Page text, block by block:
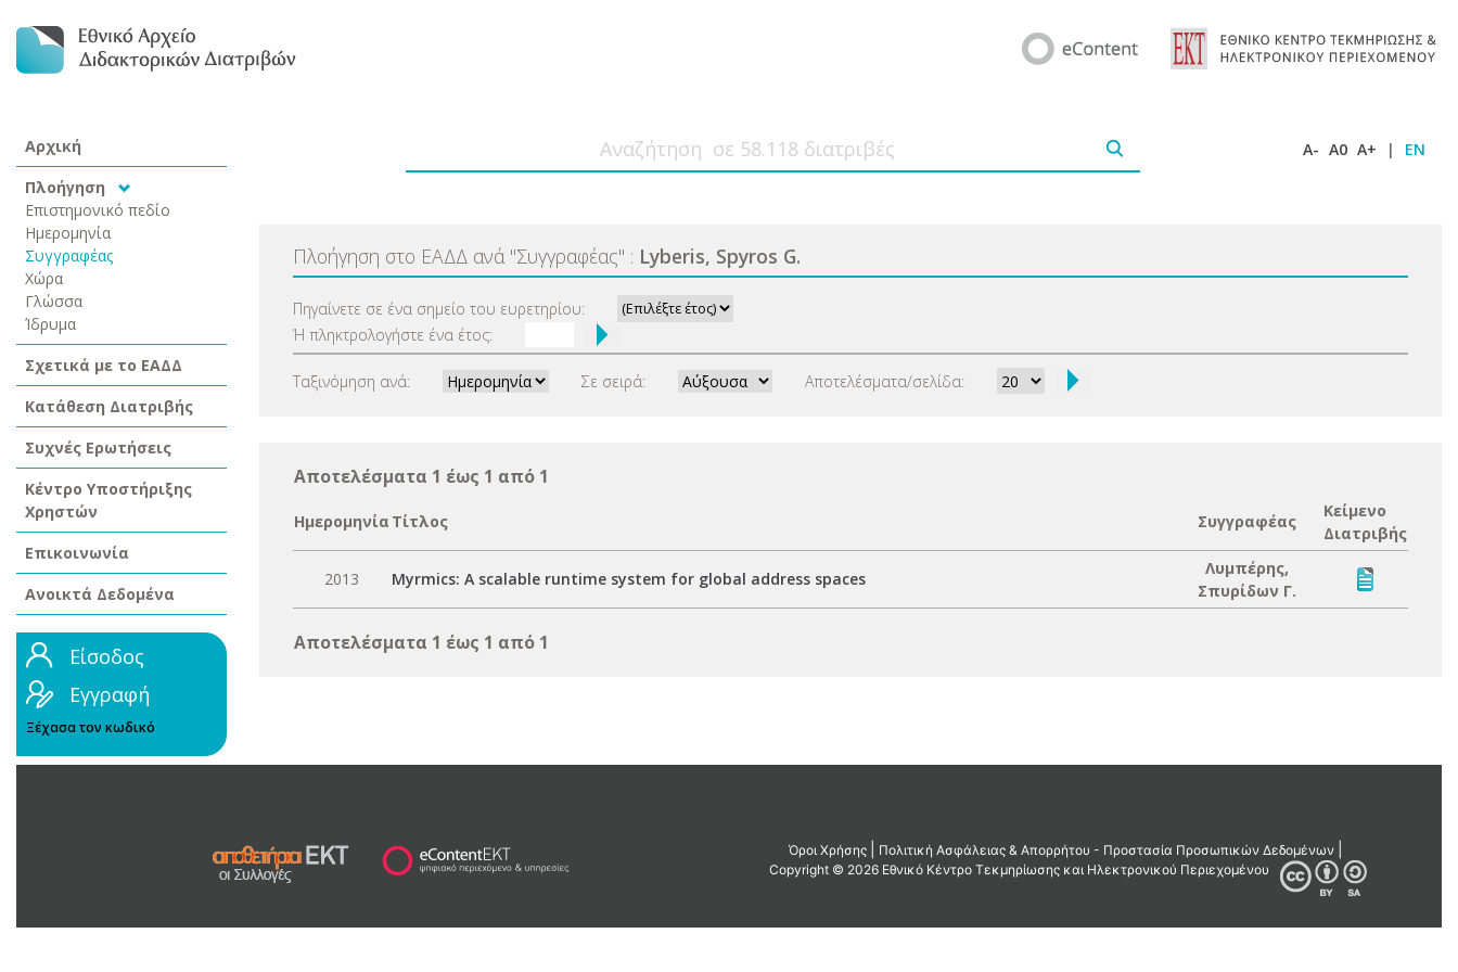
Αρχική
Πλοήγηση
Επιστημονικό πεδίο
Ημερομηνία
Συγγραφέας
Χώρα
Γλώσσα
Ίδρυμα
Σχετικά με το ΕΑΔΔ
Κατάθεση Διατριβής
Συχνές Ερωτήσεις
Κέντρο Υποστήριξης
Χρηστών
Επικοινωνία
Ανοικτά Δεδομένα
Είσοδος
Εγγραφή
Ξέχασα τον κωδικό
A- A0 A+ | EN
Πλοήγηση στο ΕΑΔΔ ανά "Συγγραφέας" : Lyberis, Spyros G.
Πηγαίνετε σε ένα σημείο του ευρετηρίου:
Ή πληκτρολογήστε ένα έτος:
Ταξινόμηση ανά: Σε σειρά: Αποτελέσματα/σελίδα:
Αποτελέσματα 1 έως 1 από 1
Ημερομηνία Τίτλος Συγγραφέας
Κείμενο
Διατριβής
2013 Myrmics: A scalable runtime system for global address spaces
Λυμπέρης,
Σπυρίδων Γ.
Αποτελέσματα 1 έως 1 από 1